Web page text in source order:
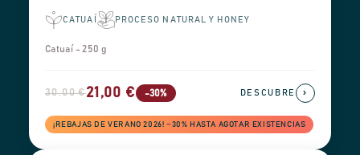
CATUAÍ PROCESO NATURAL Y HONEY
Catuaí - 250 g
30,00 €21,00 € -30%
¡REBAJAS DE VERANO 2026! −30% HASTA AGOTAR EXISTENCIAS
DESCUBRE ›